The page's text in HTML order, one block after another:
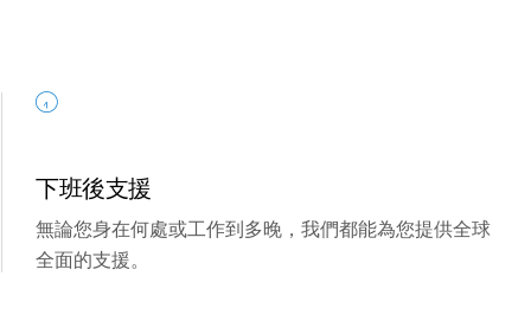
下班後支援
無論您身在何處或工作到多晚，我們都能為您提供全球
全面的支援。